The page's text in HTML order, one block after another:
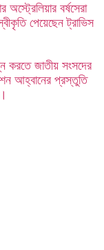
অস্ট্রেলিয়ার বর্ষসেরা
পেয়েছেন ট্রাভিস
করতে জাতীয় সংসদের
আহ্বানের প্রস্তুতি